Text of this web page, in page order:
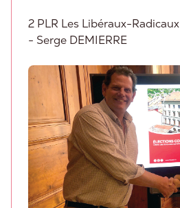
2 PLR Les Libéraux-Radicaux
- Serge DEMIERRE